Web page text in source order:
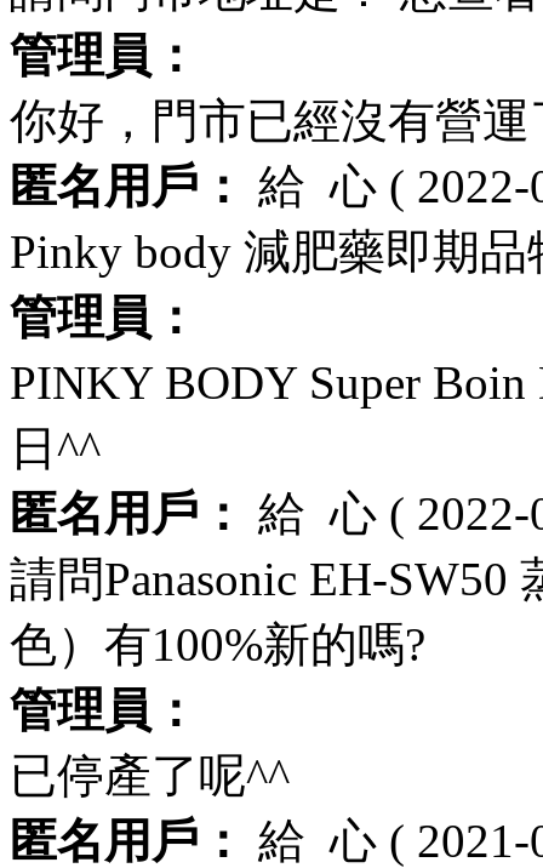
管理員：
你好，門市已經沒有營運
匿名用戶： 給 心 ( 2022-
Pinky body 減肥藥即期
管理員：
PINKY BODY Super
日^^
匿名用戶： 給 心 ( 2022-
請問Panasonic EH-
色）有100%新的嗎?
管理員：
已停產了呢^^
匿名用戶： 給 心 ( 2021-